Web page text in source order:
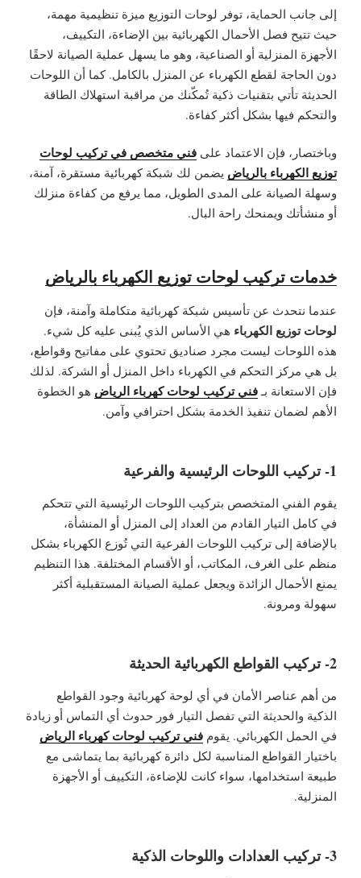
إلى جانب الحماية، توفر لوحات التوزيع ميزة تنظيمية مهمة،
حيث تتيح فصل الأحمال الكهربائية بين الإضاءة، التكييف،
الأجهزة المنزلية أو الصناعية، وهو ما يسهل عملية الصيانة لاحقًا
دون الحاجة لقطع الكهرباء عن المنزل بالكامل. كما أن اللوحات
الحديثة تأتي بتقنيات ذكية تُمكّنك من مراقبة استهلاك الطاقة
والتحكم فيها بشكل أكثر كفاءة.
وباختصار، فإن الاعتماد على فني متخصص في تركيب لوحات
توزيع الكهرباء بالرياض يضمن لك شبكة كهربائية مستقرة، آمنة،
وسهلة الصيانة على المدى الطويل، مما يرفع من كفاءة منزلك
أو منشأتك ويمنحك راحة البال.
خدمات تركيب لوحات توزيع الكهرباء بالرياض
عندما نتحدث عن تأسيس شبكة كهربائية متكاملة وآمنة، فإن
لوحات توزيع الكهرباء هي الأساس الذي يُبنى عليه كل شيء.
هذه اللوحات ليست مجرد صناديق تحتوي على مفاتيح وقواطع،
بل هي مركز التحكم في الكهرباء داخل المنزل أو الشركة. لذلك
فإن الاستعانة بـ فني تركيب لوحات كهرباء الرياض هو الخطوة
الأهم لضمان تنفيذ الخدمة بشكل احترافي وآمن.
1- تركيب اللوحات الرئيسية والفرعية
يقوم الفني المتخصص بتركيب اللوحات الرئيسية التي تتحكم
في كامل التيار القادم من العداد إلى المنزل أو المنشأة،
بالإضافة إلى تركيب اللوحات الفرعية التي تُوزع الكهرباء بشكل
منظم على الغرف، المكاتب، أو الأقسام المختلفة. هذا التنظيم
يمنع الأحمال الزائدة ويجعل عملية الصيانة المستقبلية أكثر
سهولة ومرونة.
2- تركيب القواطع الكهربائية الحديثة
من أهم عناصر الأمان في أي لوحة كهربائية وجود القواطع
الذكية والحديثة التي تفصل التيار فور حدوث أي التماس أو زيادة
في الحمل الكهربائي. يقوم فني تركيب لوحات كهرباء الرياض
باختيار القواطع المناسبة لكل دائرة كهربائية بما يتماشى مع
طبيعة استخدامها، سواء كانت للإضاءة، التكييف أو الأجهزة
المنزلية.
3- تركيب العدادات واللوحات الذكية